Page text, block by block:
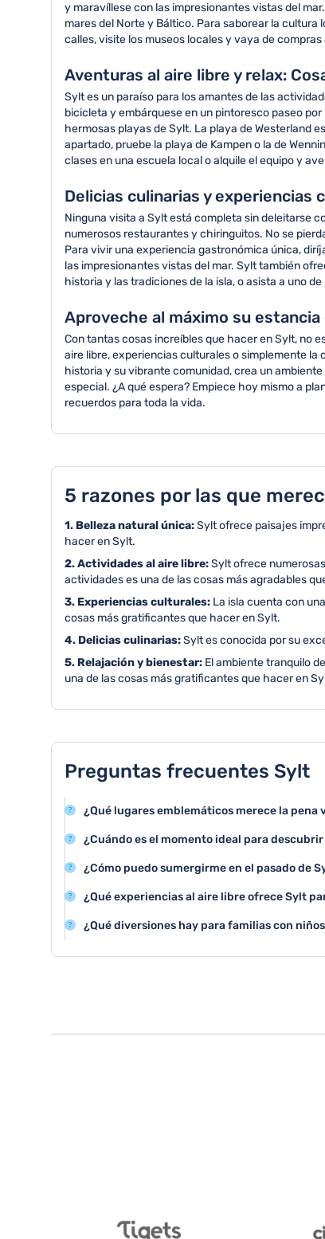
y maravíllese con las impresionantes vistas del
mares del Norte y Báltico. Para saborear la
calles, visite los museos locales y vaya de
Aventuras al aire libre y relax:
Sylt es un paraíso para los amantes de las
bicicleta y embárquese en un pintoresco paseo
hermosas playas de Sylt. La playa de Westerland
apartado, pruebe la playa de Kampen o la de
clases en una escuela local o alquile el equipo y
Delicias culinarias y experiencias
Ninguna visita a Sylt está completa sin deleitarse
numerosos restaurantes y chiringuitos. No se
Para vivir una experiencia gastronómica única,
las impresionantes vistas del mar. Sylt también
historia y las tradiciones de la isla, o asista a uno
Aproveche al máximo su
Con tantas cosas increíbles que hacer en Sylt, no
aire libre, experiencias culturales o simplemente
historia y su vibrante comunidad, crea un
especial. ¿A qué espera? Empiece hoy mismo a
recuerdos para toda la vida.
5 razones por las que
1. Belleza natural única:Sylt ofrece paisajes
hacer en Sylt.
2. Actividades al aire libre:Sylt ofrece
actividades es una de las cosas más agradables
3. Experiencias culturales: La isla cuenta con
cosas más gratificantes que hacer en Sylt.
4. Delicias culinarias:Sylt es conocida por su
5. Relajación y bienestar: El ambiente tranquilo
una de las cosas más gratificantes que hacer en
Preguntas frecuentes Sylt
¿Qué lugares emblemáticos merece la pena
Los monumentos más destacados de Sylt
Norte y las características casas de junco
¿Cuándo es el momento ideal para
La mejor época para visitar Sylt es durante el
clima es más cálido y se pueden disfrutar
¿Cómo puedo sumergirme en el pasado de
Para conocer la historia de Sylt, se
visitas guiadas que explican el desarrollo
¿Qué experiencias al aire libre ofrece Sylt
Sylt permite realizar senderismo por sus
observar la fauna y flora marina en sus
¿Qué diversiones hay para familias con